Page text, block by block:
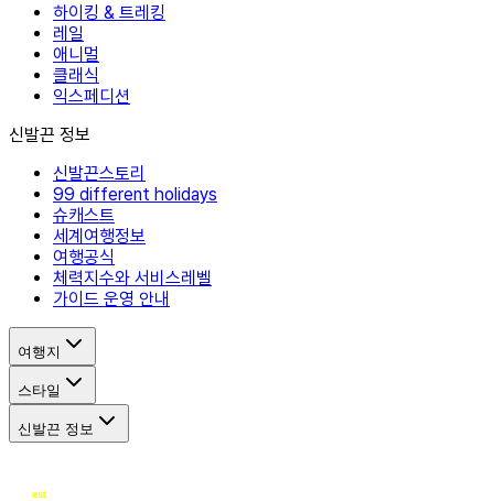
하이킹 & 트레킹
레일
애니멀
클래식
익스페디션
신발끈 정보
신발끈스토리
99 different holidays
슈캐스트
세계여행정보
여행공식
체력지수와 서비스레벨
가이드 운영 안내
여행지
스타일
신발끈 정보